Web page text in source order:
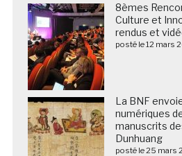
8èmes
Culture et
rendus et
posté le 12 mars
La BNF
numériques
manuscrits
Dunhuang
posté le 25 mars